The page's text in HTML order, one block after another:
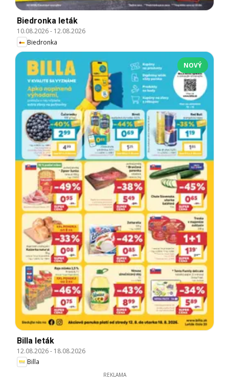
Biedronka leták
10.08.2026- 12.08.2026
Biedronka
NOVÝ
Billa leták
12.08.2026- 18.08.2026
Billa
REKLAMA